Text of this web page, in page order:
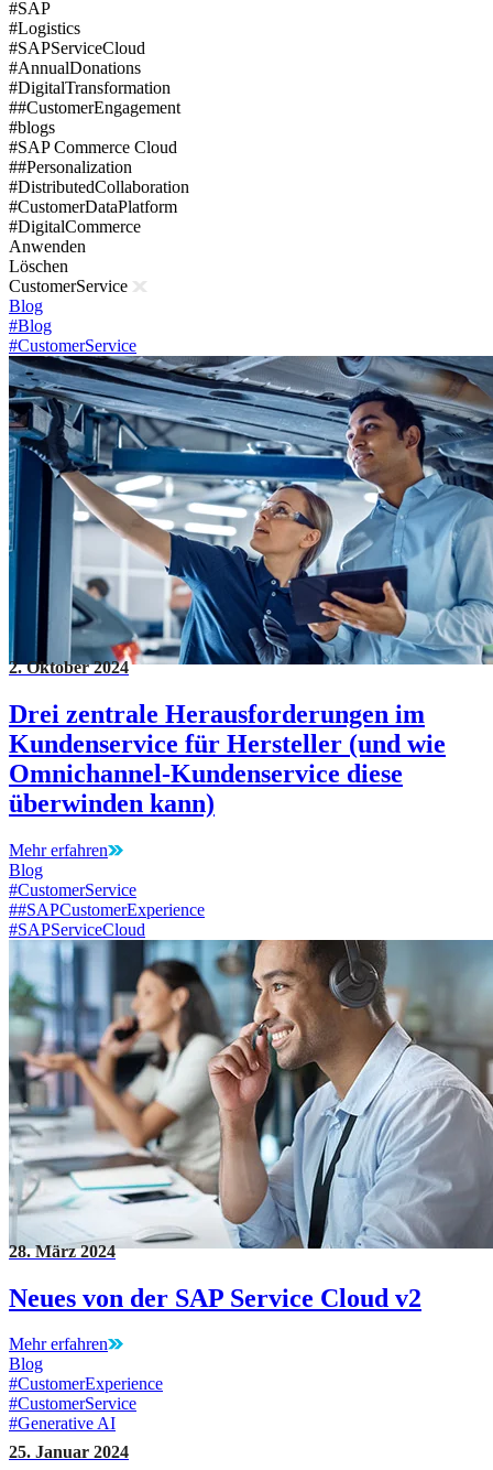
#SAP
#Logistics
#SAPServiceCloud
#AnnualDonations
#DigitalTransformation
##CustomerEngagement
#blogs
#SAP Commerce Cloud
##Personalization
#DistributedCollaboration
#CustomerDataPlatform
#DigitalCommerce
Anwenden
Löschen
CustomerService
Blog
#Blog
#CustomerService
2. Oktober 2024
Drei zentrale Herausforderungen im
Kundenservice für Hersteller (und wie
Omnichannel-Kundenservice diese
überwinden kann)
Mehr erfahren
Blog
#CustomerService
##SAPCustomerExperience
#SAPServiceCloud
28. März 2024
Neues von der SAP Service Cloud v2
Mehr erfahren
Blog
#CustomerExperience
#CustomerService
#Generative AI
25. Januar 2024